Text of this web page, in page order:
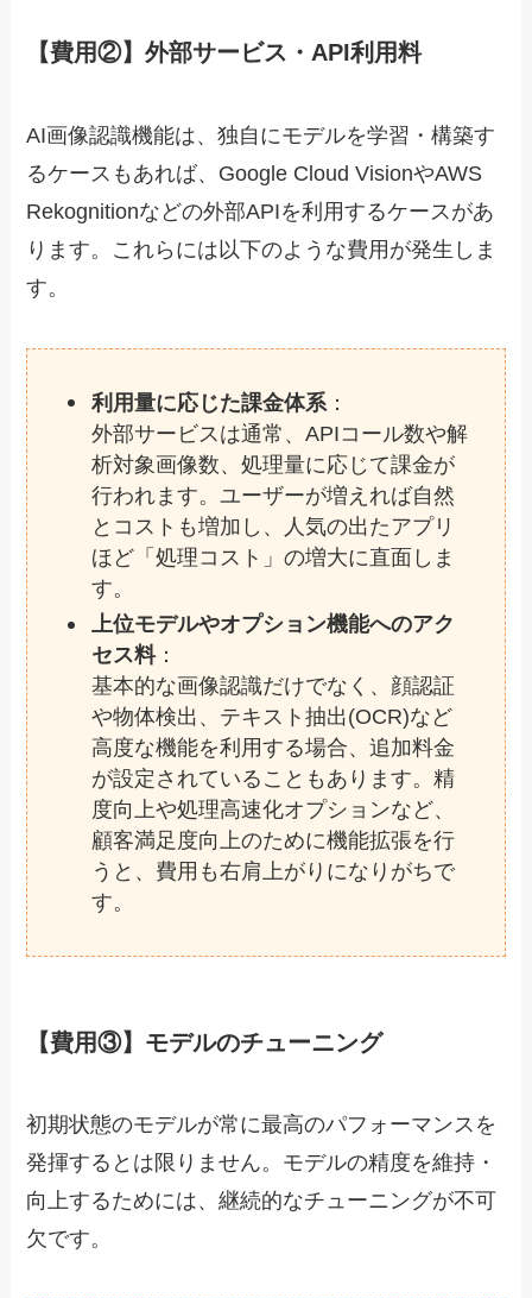
【費用②】外部サービス・API利用料
AI画像認識機能は、独自にモデルを学習・構築す
るケースもあれば、Google Cloud VisionやAWS
Rekognitionなどの外部APIを利用するケースがあ
ります。これらには以下のような費用が発生しま
す。
利用量に応じた課金体系 ：
外部サービスは通常、APIコール数や解
析対象画像数、処理量に応じて課金が
行われます。ユーザーが増えれば自然
とコストも増加し、人気の出たアプリ
ほど「処理コスト」の増大に直面しま
す。
上位モデルやオプション機能へのアク
セス料：
基本的な画像認識だけでなく、顔認証
や物体検出、テキスト抽出(OCR)など
高度な機能を利用する場合、追加料金
が設定されていることもあります。精
度向上や処理高速化オプションなど、
顧客満足度向上のために機能拡張を行
うと、費用も右肩上がりになりがちで
す。
【費用③】モデルのチューニング
初期状態のモデルが常に最高のパフォーマンスを
発揮するとは限りません。モデルの精度を維持・
向上するためには、継続的なチューニングが不可
欠です。